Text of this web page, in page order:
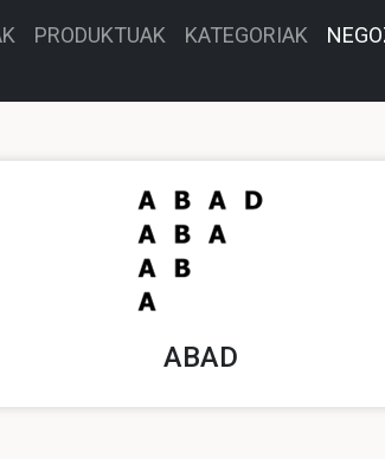
PRODUKTUAK KATEGORIAK
ABAD